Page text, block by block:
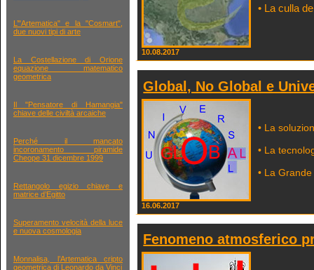
L’"Artematica" e la "Cosmart",
due nuovi tipi di arte
La Costellazione di Orione
equazione matematico
geometrica
Il "Pensatore di Hamangia"
chiave delle civiltà arcaiche
Perché il mancato
incoronamento piramide
Cheope 31 dicembre 1999
Rettangolo egizio chiave e
matrice d’Egitto
Superamento velocità della luce
e nuova cosmologia
Monnalisa, l’Artematica cripto
geometrica di Leonardo da Vinci
• La culla
10.08.2017
Global, No Global e
• La
• La
• La
16.06.2017
Fenomeno atmosferico